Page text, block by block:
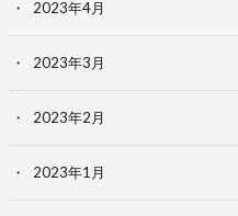
2023年4月
2023年3月
2023年2月
2023年1月